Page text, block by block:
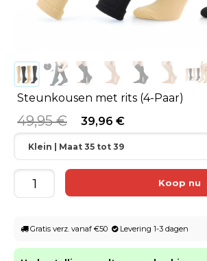
Steunkousen met rits (4-Paar)
49,95 € 39,96 €
Klein | Maat 35 tot 39
Gratis verz. vanaf €50 Levering 1-3 dagen